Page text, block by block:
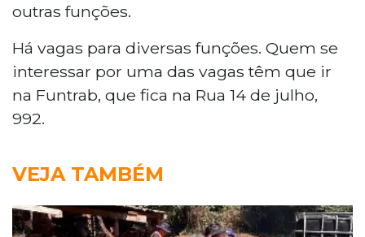
outras funções.
Há vagas para diversas funções. Quem se
interessar por uma das vagas têm que ir
na Funtrab, que fica na Rua 14 de julho,
992.
VEJA TAMBÉM